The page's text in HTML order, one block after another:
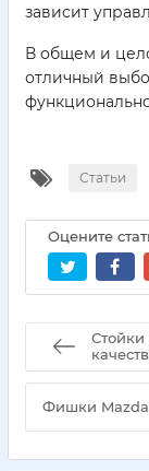
зависит
В общем и
отличный
Статьи
Оцените
Стойки
Фишки Mazda